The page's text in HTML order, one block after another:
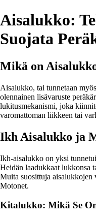
Aisalukko:
Suojata
Mikä on
Aisalukko, tai tunnetaan
olennainen lisävaruste
lukitusmekanismi, joka
varomattoman liikkeen tai
Ikh Aisalukko ja
Ikh-aisalukko on yksi
Heidän laadukkaat lukkonsa
Muita suosittuja aisalukkojen
Motonet.
Kitalukko: Mikä Se